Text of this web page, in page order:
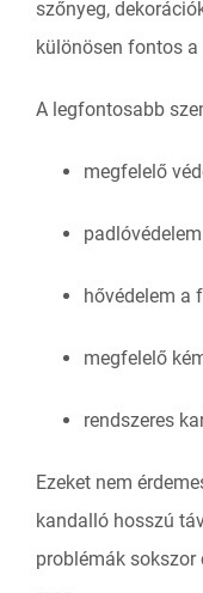
szőnyeg,
különösen fontos
A legfontosabb
megfelelő
hővédelem a
megfelelő
rendszeres
Ezeket nem
kandalló hosszú
problémák sokszor